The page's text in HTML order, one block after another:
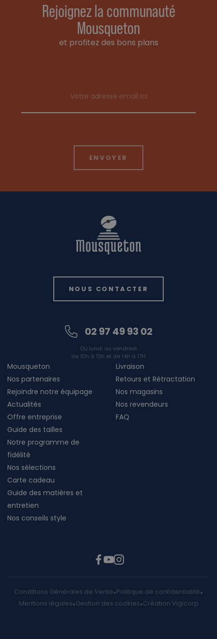
Rejoignez la communauté
Mousqueton
et profitez des bons plans
NOUS CONTACTER
02 97 49 93 02
Du lundi au vendredi
de 10h à 13h et de 14h à 17H
Mousqueton
Nos partenaires
Rejoindre notre équipage
Actualités
Offre entreprise
Livraison
Retours et Rétractation
Nos magasins
Nos revendeurs
FAQ
Guide des tailles
Notre programme de
fidélité
Nos sélections
Carte cadeau
Guide des matières et
entretien
Nos conseils style
Conditions Générales de Vente Politique de confidentialité
Mentions légales Gestion des cookies Création Vigicorp